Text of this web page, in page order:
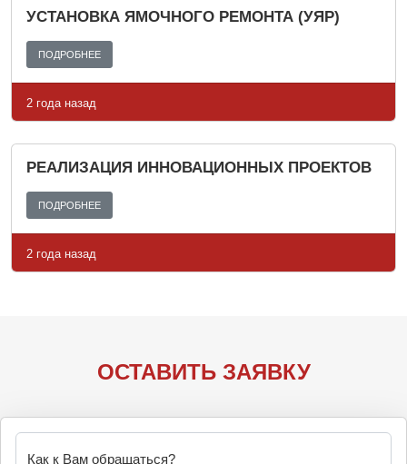
УСТАНОВКА ЯМОЧНОГО РЕМОНТА (УЯР)
ПОДРОБНЕЕ
2 года назад
РЕАЛИЗАЦИЯ ИННОВАЦИОННЫХ ПРОЕКТОВ
ПОДРОБНЕЕ
2 года назад
ОСТАВИТЬ ЗАЯВКУ
Как к Вам обращаться?